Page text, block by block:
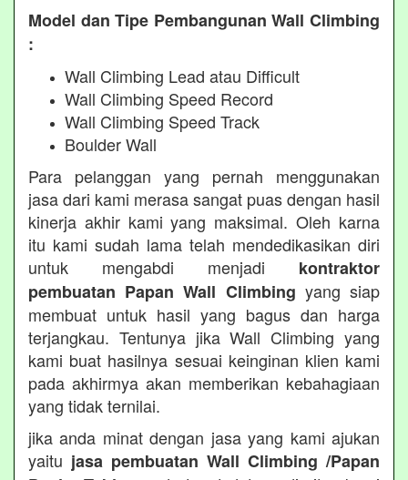
Model dan Tipe Pembangunan Wall Climbing
:
Wall Climbing Lead atau Difficult
Wall Climbing Speed Record
Wall Climbing Speed Track
Boulder Wall
Para pelanggan yang pernah menggunakan
jasa dari kami merasa sangat puas dengan hasil
kinerja akhir kami yang maksimal. Oleh karna
itu kami sudah lama telah mendedikasikan diri
untuk mengabdi menjadi kontraktor
pembuatan Papan Wall Climbing yang siap
membuat untuk hasil yang bagus dan harga
terjangkau. Tentunya jika Wall Climbing yang
kami buat hasilnya sesuai keinginan klien kami
pada akhirmya akan memberikan kebahagiaan
yang tidak ternilai.
jika anda minat dengan jasa yang kami ajukan
yaitu jasa pembuatan Wall Climbing /Papan